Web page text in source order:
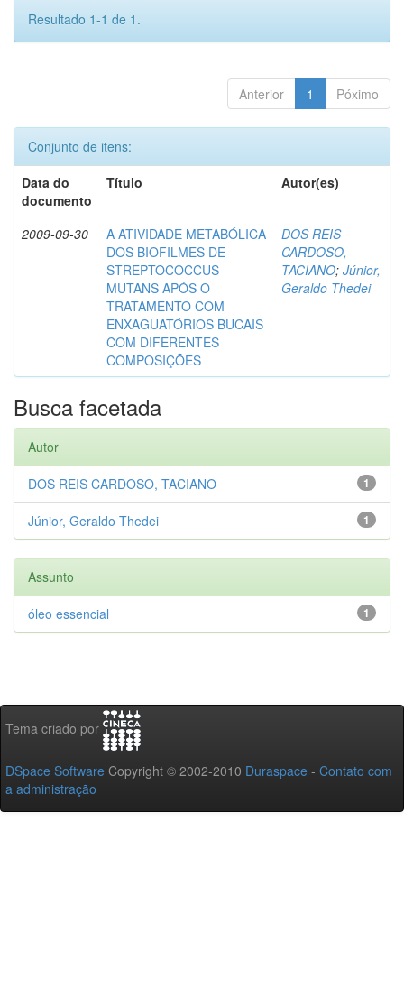
Resultado 1-1 de 1.
Anterior 1 Póximo
Conjunto de itens:
Data do
documento
Título Autor(es)
2009-09-30
A ATIVIDADE METABÓLICA
DOS BIOFILMES DE
STREPTOCOCCUS
MUTANS APÓS O
TRATAMENTO COM
ENXAGUATÓRIOS BUCAIS
COM DIFERENTES
COMPOSIÇÕES
DOS REIS
CARDOSO,
TACIANO; Júnior,
Geraldo Thedei
Busca facetada
Autor
1
DOS REIS CARDOSO, TACIANO
1
Júnior, Geraldo Thedei
Assunto
1
óleo essencial
Tema criado por
DSpace Software Copyright © 2002-2010 Duraspace - Contato com
a administração